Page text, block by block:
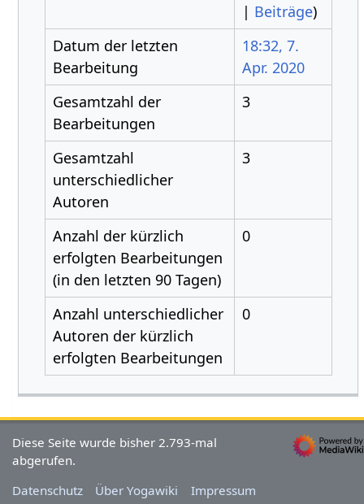
| Beiträge)
Datum der letzten
Bearbeitung
18:32, 7.
Apr. 2020
Gesamtzahl der
Bearbeitungen
3
Gesamtzahl
unterschiedlicher
Autoren
3
Anzahl der kürzlich
erfolgten Bearbeitungen
(in den letzten 90 Tagen)
0
Anzahl unterschiedlicher
Autoren der kürzlich
erfolgten Bearbeitungen
0
Diese Seite wurde bisher 2.793-mal
abgerufen.
Datenschutz
Über Yogawiki Impressum